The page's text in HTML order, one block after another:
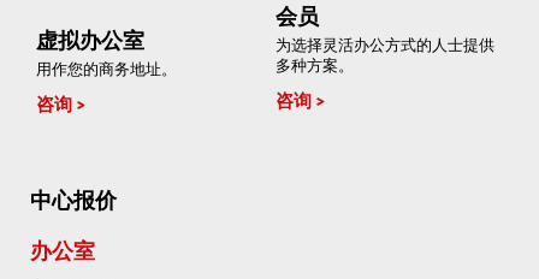
虚拟办公室
用作您的商务地址。
咨询
会员
为选择灵活办公方式的人士提供
多种方案。
咨询
中心报价
办公室